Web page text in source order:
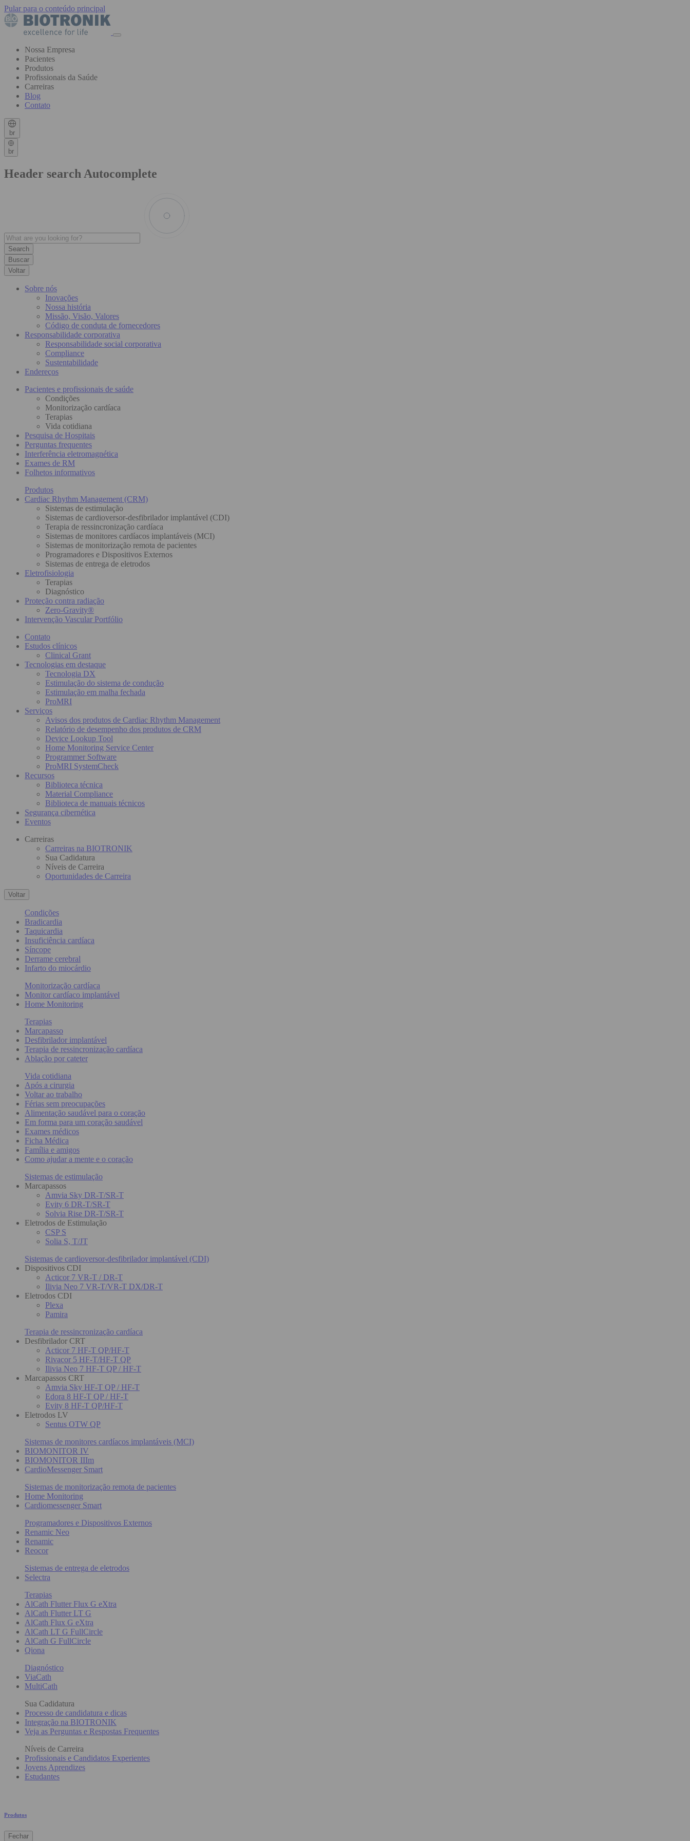
Pular para o conteúdo principal
Nossa Empresa
Pacientes
Produtos
Profissionais da Saúde
Carreiras
Blog
Contato
br
br
Header search Autocomplete
Buscar
Voltar
Sobre nós
Inovações
Nossa história
Missão, Visão, Valores
Código de conduta de fornecedores
Responsabilidade corporativa
Responsabilidade social corporativa
Compliance
Sustentabilidade
Endereços
Pacientes e profissionais de saúde
Condições
Monitorização cardíaca
Terapias
Vida cotidiana
Pesquisa de Hospitais
Perguntas frequentes
Interferência eletromagnética
Exames de RM
Folhetos informativos
Produtos
Cardiac Rhythm Management (CRM)
Sistemas de estimulação
Sistemas de cardioversor-desfibrilador implantável (CDI)
Terapia de ressincronização cardíaca
Sistemas de monitores cardíacos implantáveis (MCI)
Sistemas de monitorização remota de pacientes
Programadores e Dispositivos Externos
Sistemas de entrega de eletrodos
Eletrofisiologia
Terapias
Diagnóstico
Proteção contra radiação
Zero-Gravity®
Intervenção Vascular Portfólio
Contato
Estudos clínicos
Clinical Grant
Tecnologias em destaque
Tecnologia DX
Estimulação do sistema de condução
Estimulação em malha fechada
ProMRI
Serviços
Avisos dos produtos de Cardiac Rhythm Management
Relatório de desempenho dos produtos de CRM
Device Lookup Tool
Home Monitoring Service Center
Programmer Software
ProMRI SystemCheck
Recursos
Biblioteca técnica
Material Compliance
Biblioteca de manuais técnicos
Segurança cibernética
Eventos
Carreiras
Carreiras na BIOTRONIK
Sua Cadidatura
Níveis de Carreira
Oportunidades de Carreira
Voltar
Condições
Bradicardia
Taquicardia
Insuficiência cardíaca
Síncope
Derrame cerebral
Infarto do miocárdio
Monitorização cardíaca
Monitor cardíaco implantável
Home Monitoring
Terapias
Marcapasso
Desfibrilador implantável
Terapia de ressincronização cardíaca
Ablação por cateter
Vida cotidiana
Após a cirurgia
Voltar ao trabalho
Férias sem preocupações
Alimentação saudável para o coração
Em forma para um coração saudável
Exames médicos
Ficha Médica
Família e amigos
Como ajudar a mente e o coração
Sistemas de estimulação
Marcapassos
Amvia Sky DR-T/SR-T
Evity 6 DR-T/SR-T
Solvia Rise DR-T/SR-T
Eletrodos de Estimulação
CSP S
Solia S, T/JT
Sistemas de cardioversor-desfibrilador implantável (CDI)
Dispositivos CDI
Acticor 7 VR-T / DR-T
Ilivia Neo 7 VR-T/VR-T DX/DR-T
Eletrodos CDI
Plexa
Pamira
Terapia de ressincronização cardíaca
Desfibrilador CRT
Acticor 7 HF-T QP/HF-T
Rivacor 5 HF-T/HF-T QP
Ilivia Neo 7 HF-T QP / HF-T
Marcapassos CRT
Amvia Sky HF-T QP / HF-T
Edora 8 HF-T QP / HF-T
Evity 8 HF-T QP/HF-T
Eletrodos LV
Sentus OTW QP
Sistemas de monitores cardíacos implantáveis (MCI)
BIOMONITOR IV
BIOMONITOR IIIm
CardioMessenger Smart
Sistemas de monitorização remota de pacientes
Home Monitoring
Cardiomessenger Smart
Programadores e Dispositivos Externos
Renamic Neo
Renamic
Reocor
Sistemas de entrega de eletrodos
Selectra
Terapias
AlCath Flutter Flux G eXtra
AlCath Flutter LT G
AlCath Flux G eXtra
AlCath LT G FullCircle
AlCath G FullCircle
Qiona
Diagnóstico
ViaCath
MultiCath
Sua Cadidatura
Processo de candidatura e dicas
Integração na BIOTRONIK
Veja as Perguntas e Respostas Frequentes
Níveis de Carreira
Profissionais e Candidatos Experientes
Jovens Aprendizes
Estudantes
Produtos
Fechar